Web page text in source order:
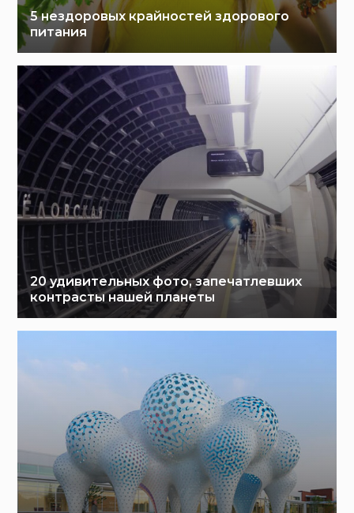
5 нездоровых крайностей здорового
питания
20 удивительных фото, запечатлевших
контрасты нашей планеты